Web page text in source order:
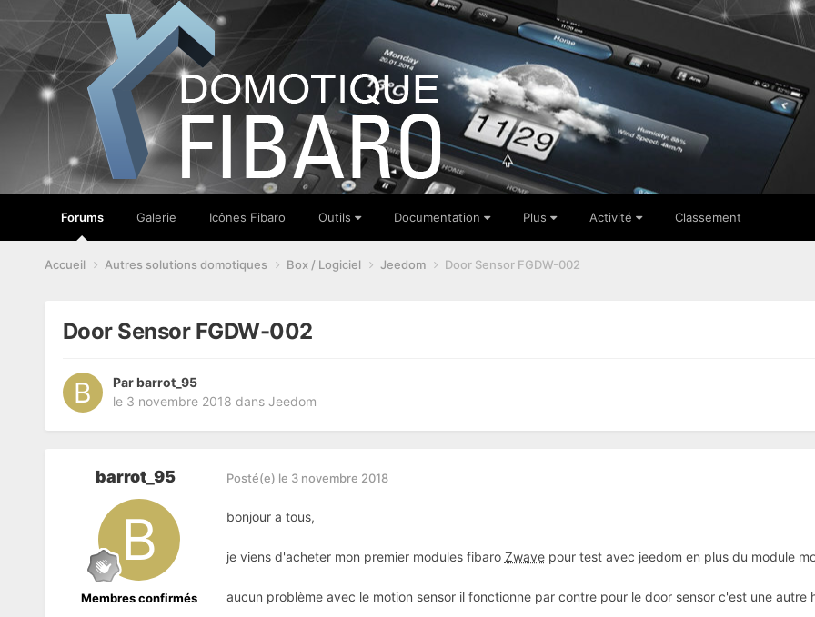
Forums Galerie Icônes Fibaro Outils Documentation Plus Activité Classement
Accueil Autres solutions domotiques Box / Logiciel Jeedom Door Sensor FGDW-002
Door Sensor FGDW-002
Par barrot_95
le 3 novembre 2018 dans Jeedom
barrot_95
Membres confirmés
Posté(e) le 3 novembre 2018
bonjour a tous,
je viens d'acheter mon premier modules fibaro Zwavepour test avec jeedom en plus du module
aucun problème avec le motion sensor il fonctionne par contre pour le door sensor c'est une autre